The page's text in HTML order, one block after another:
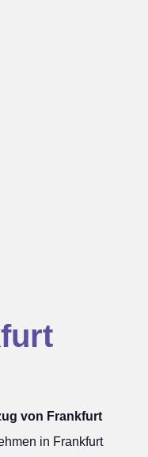
von Frankfurt
in Frankfurt